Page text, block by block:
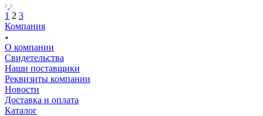
1 2 3
Компания
О компании
Свидетельства
Наши поставщики
Реквизиты компании
Новости
Доставка и оплата
Каталог